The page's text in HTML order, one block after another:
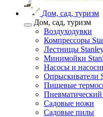
Дом, сад, туризм
Дом, сад, туризм
Воздуходувки
Компрессоры
Лестницы
Минимойки
Насосы и
Опрыскиватели
Пищевые
Садовые ножи
Садовые пилы